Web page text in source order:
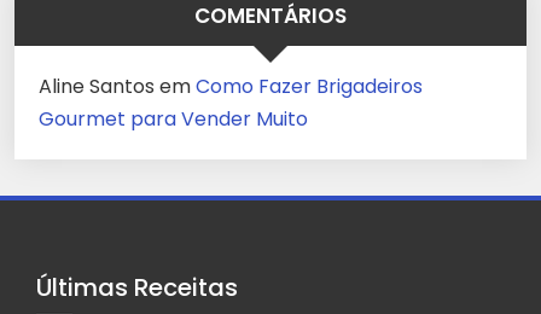
COMENTÁRIOS
Aline Santos emComo Fazer Brigadeiros
Gourmet para Vender Muito
Últimas Receitas